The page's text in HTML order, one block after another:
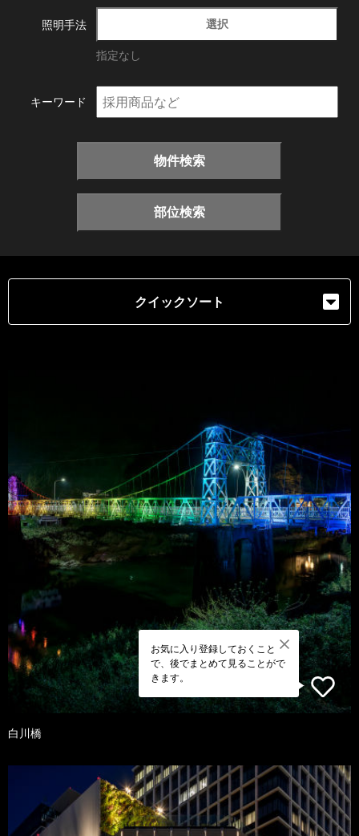
照明手法 選択
指定なし
キーワード
物件検索
部位検索
クイックソート
お気に入り登録しておくこと
で、後でまとめて見ることがで
きます。
白川橋